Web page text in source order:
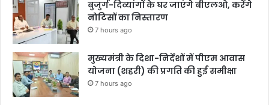
बुजुर्ग-दिव्यांगों के घर जाएंगे बीएलओ, करेंगे
नोटिसों का निस्तारण
7 hours ago
मुख्यमंत्री के दिशा-निर्देशों में पीएम आवास
योजना (शहरी) की प्रगति की हुई समीक्षा
7 hours ago